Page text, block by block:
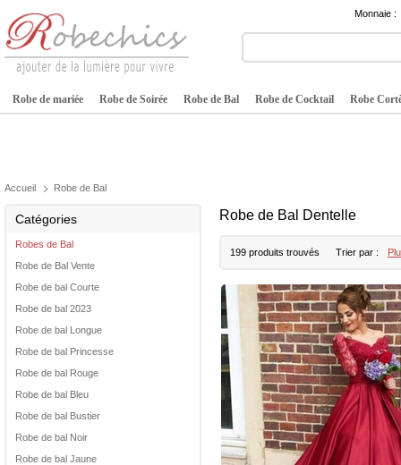
Monnaie :
Robe de mariée Robe de Soirée Robe de Bal Robe de Cocktail Robe
Accueil Robe de Bal
Catégories
Robes de Bal
Robe de Bal Vente
Robe de bal Courte
Robe de bal 2023
Robe de bal Longue
Robe de bal Princesse
Robe de bal Rouge
Robe de bal Bleu
Robe de bal Bustier
Robe de bal Noir
Robe de bal Jaune
Robe de Bal Dentelle
199 produits trouvés Trier par :